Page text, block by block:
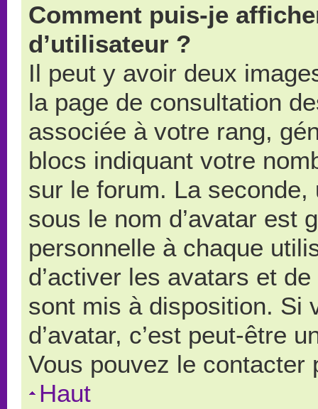
Comment puis-je
d’utilisateur ?
Il peut y avoir deux
la page de consultation
associée à votre rang,
blocs indiquant votre
sur le forum. La
sous le nom d’avatar est
personnelle à chaque
d’activer les avatars et
sont mis à disposition. Si
d’avatar, c’est peut-être
Vous pouvez le contacter
Haut